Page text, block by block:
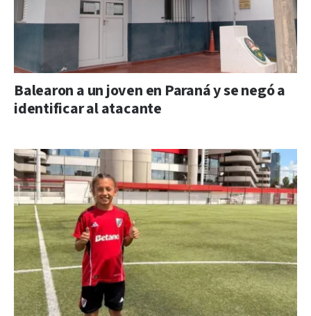
Balearon a un joven en Paraná y se negó a
identificar al atacante